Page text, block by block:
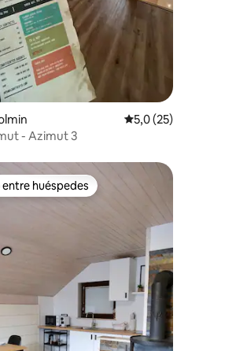
Calificación
5,0 (25)
- Azimut 3
de 5. 68 evaluaciones
entre huéspedes
entre huéspedes